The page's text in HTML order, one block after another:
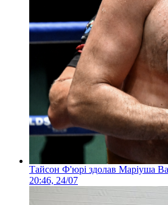
Тайсон Ф'юрі здолав Маріуша
20:46, 24/07